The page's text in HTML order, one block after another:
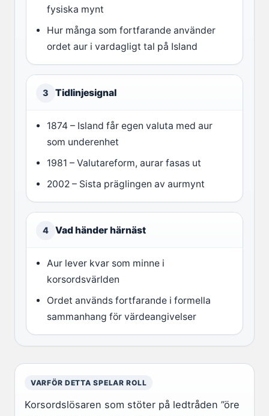
fysiska mynt
Hur många som fortfarande använder
ordet aur i vardagligt tal på Island
3 Tidlinjesignal
1874 – Island får egen valuta med aur
som underenhet
1981 – Valutareform, aurar fasas ut
2002 – Sista präglingen av aurmynt
4 Vad händer härnäst
Aur lever kvar som minne i
korsordsvärlden
Ordet används fortfarande i formella
sammanhang för värdeangivelser
VARFÖR DETTA SPELAR ROLL
Korsordslösaren som stöter på ledtråden ”öre